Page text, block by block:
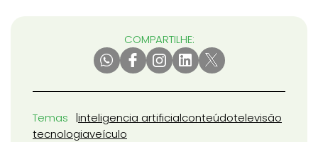
COMPARTILHE:
Temas inteligencia artificialconteúdotelevisão
tecnologiaveículo